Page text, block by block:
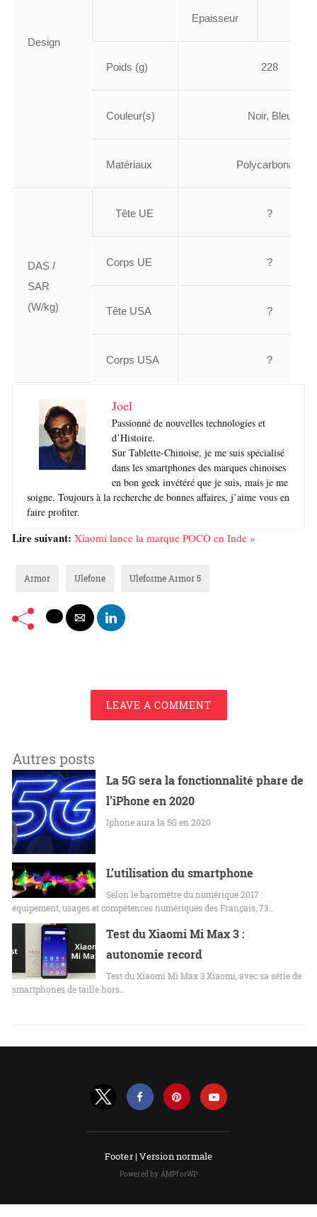
Design
Epaisseur
Poids (g) 228
Couleur(s) Noir, Bleu
Matériaux Polycarbonate
DAS /
SAR
(W/kg)
Tête UE ?
Corps UE ?
Tête USA ?
Corps USA ?
Joel
Passionné de nouvelles technologies et
d’Histoire.
Sur Tablette-Chinoise, je me suis spécialisé
dans les smartphones des marques chinoises
en bon geek invétéré que je suis, mais je me
soigne. Toujours à la recherche de bonnes affaires, j’aime vous en
faire profiter.
Lire suivant: Xiaomi lance la marque POCO en Inde »
Armor Ulefone Uleforme Armor 5
LEAVE A COMMENT
Autres posts
La 5G sera la fonctionnalité phare de
l’iPhone en 2020
Iphone aura la 5G en 2020
L’utilisation du smartphone
Selon le baromètre du numérique 2017 :
équipement, usages et compétences numériques des Français, 73…
Test du Xiaomi Mi Max 3 :
autonomie record
Test du Xiaomi Mi Max 3 Xiaomi, avec sa série de
smartphones de taille hors…
Footer |Version normale
Powered by AMPforWP